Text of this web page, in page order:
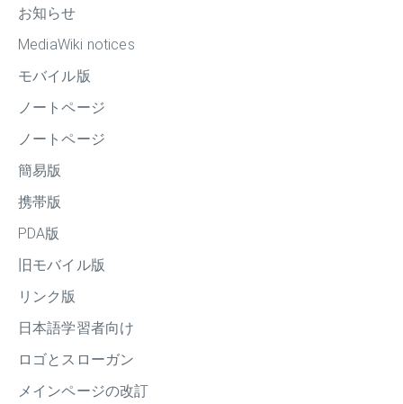
お知らせ
MediaWiki notices
モバイル版
ノートページ
ノートページ
簡易版
携帯版
PDA版
旧モバイル版
リンク版
日本語学習者向け
ロゴとスローガン
メインページの改訂